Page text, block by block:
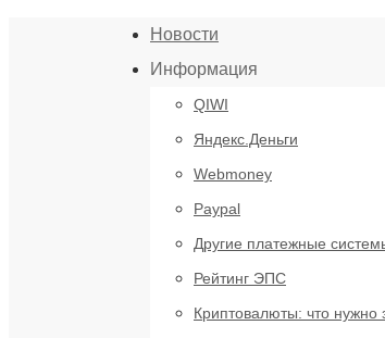
Новости
Информация
QIWI
Яндекс.Деньги
Webmoney
Paypal
Другие платежные
Рейтинг ЭПС
Криптовалюты: что нужно